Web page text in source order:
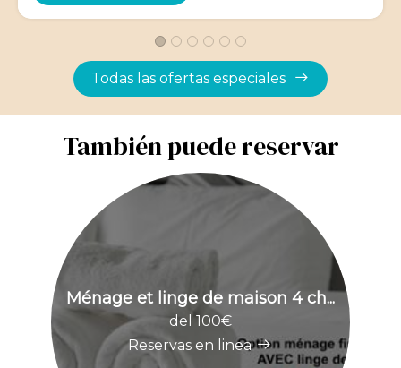
Todas las ofertas especiales
También puede reservar
Ménage et linge de maison 4 ch...
del 100€
Reservas en linea